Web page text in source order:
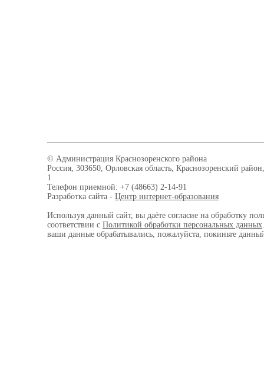
© Администрация Краснозоренского района
Россия, 303650, Орловская область, Краснозоренский
1
Телефон приемной: +7 (48663) 2-14-91
Разработка сайта - Центр интернет-образования
Используя данный сайт, вы даёте согласие на обработку
соответствии с Политикой обработки персональных данных
ваши данные обрабатывались, пожалуйста, покиньте